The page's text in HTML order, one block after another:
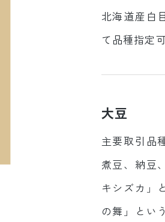
北海道産白
て品種指定可
大豆
主要取引品
煮豆、納豆
キシズカ」
の舞」とい